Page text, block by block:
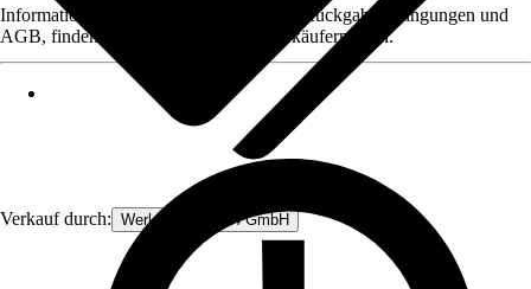
Verkauf durch: Werkzeugstore24 GmbH
Informationen des Verkäufers, wie z. B. Rückgabebedingungen und
AGB, finden Sie bei Klick auf den Verkäufernamen.